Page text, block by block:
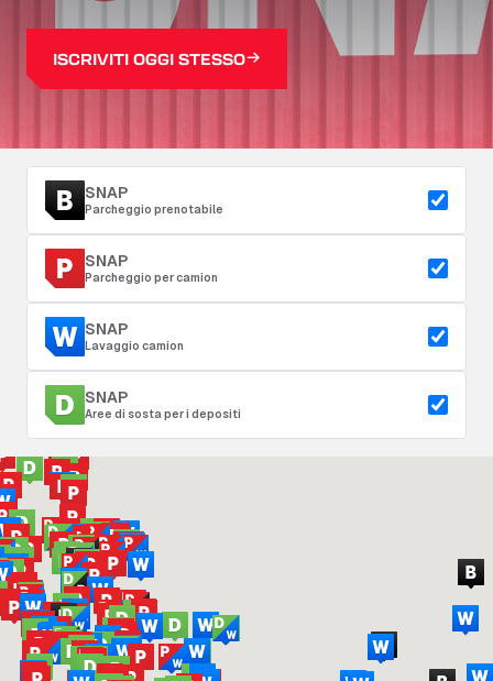
ISCRIVITI OGGI STESSO
SNAP
Parcheggio prenotabile
SNAP
Parcheggio per camion
SNAP
Lavaggio camion
SNAP
Aree di sosta per i depositi